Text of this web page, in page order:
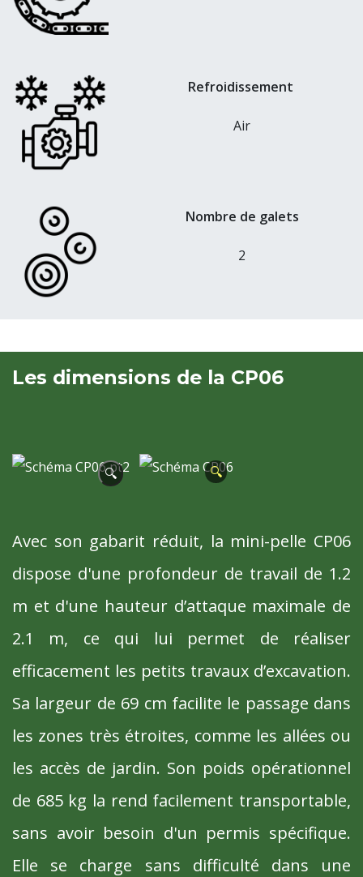
Refroidissement
Air
Nombre de galets
2
Les dimensions de la CP06
🔍 🔍
Avec son gabarit réduit, la mini-pelle CP06
dispose d'une profondeur de travail de 1.2
m et d'une hauteur d’attaque maximale de
2.1 m, ce qui lui permet de réaliser
efficacement les petits travaux d’excavation.
Sa largeur de 69 cm facilite le passage dans
les zones très étroites, comme les allées ou
les accès de jardin. Son poids opérationnel
de 685 kg la rend facilement transportable,
sans avoir besoin d'un permis spécifique.
Elle se charge sans difficulté dans une